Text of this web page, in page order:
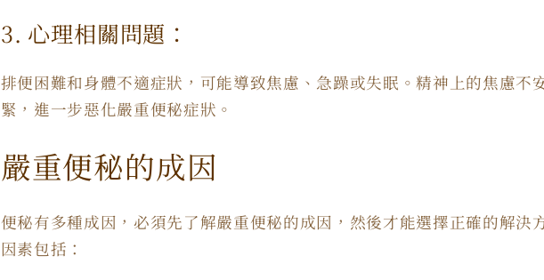
3. 心理相關問題：
排便困難和身體不適症狀，可能導致焦慮、急躁或失眠。精神上的焦慮不
緊，進一步惡化嚴重便秘症狀。
嚴重便秘的成因
便秘有多種成因，必須先了解嚴重便秘的成因，然後才能選擇正確的解決
因素包括：